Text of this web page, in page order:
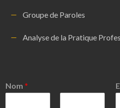
Groupe de Paroles
Analyse de la Pratique
Nom *